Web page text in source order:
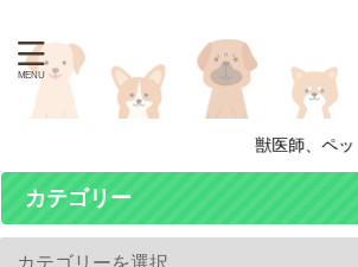
獣医師、ペッ
カテゴリー